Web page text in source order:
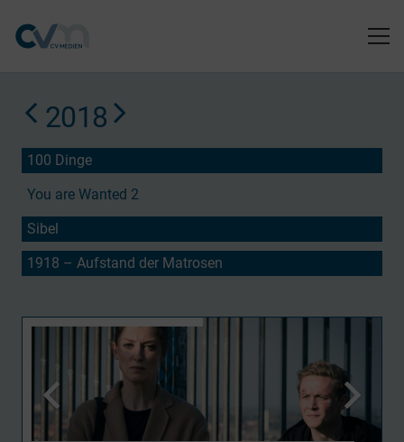
2018
100 Dinge
You are Wanted 2
Sibel
1918 – Aufstand der Matrosen